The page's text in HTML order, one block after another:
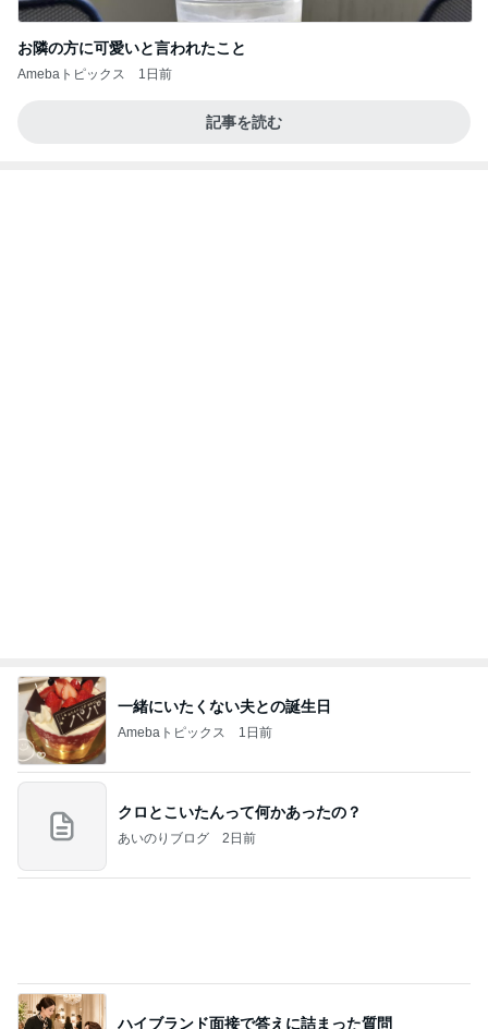
お隣の方に可愛いと言われたこと
Amebaトピックス 1日前
記事を読む
一緒にいたくない夫との誕生日
Amebaトピックス 1日前
クロとこいたんって何かあったの？
あいのりブログ 2日前
ハイブランド面接で答えに詰まった質問